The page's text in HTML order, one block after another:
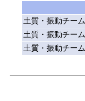
土質・振動チーム
土質・振動チーム
土質・振動チーム